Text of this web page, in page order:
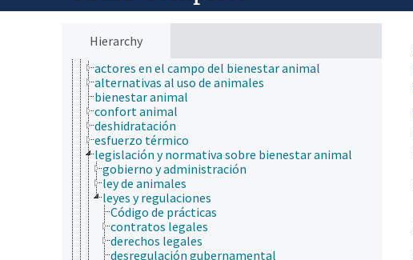
Hierarchy
iniciativa "Un Mundo, una Salud"
ley de pesquería
ley de protección de peces y fauna silvestre
mantenimiento del bienestar animal
actores en el campo del bienestar animal
alternativas al uso de animales
bienestar animal
confort animal
deshidratación
esfuerzo térmico
legislación y normativa sobre bienestar animal
gobierno y administración
ley de animales
leyes y regulaciones
Código de prácticas
contratos legales
derechos legales
desregulación gubernamental